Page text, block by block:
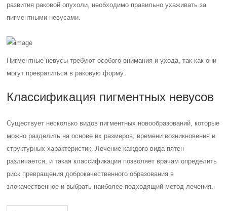
развития раковой опухоли, необходимо правильно ухаживать за
пигментными невусами.
Пигментные невусы требуют особого внимания и ухода, так как они
могут превратиться в раковую форму.
Классификация пигментных невусов
Существует несколько видов пигментных новообразований, которые
можно разделить на основе их размеров, времени возникновения и
структурных характеристик. Лечение каждого вида пятен
различается, и такая классификация позволяет врачам определить
риск превращения доброкачественного образования в
злокачественное и выбрать наиболее подходящий метод лечения.